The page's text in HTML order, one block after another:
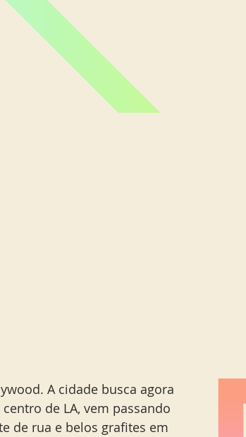
A cidade busca agora
de LA, vem passando
de rua e belos grafites em